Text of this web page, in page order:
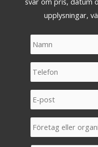
upplysningar,